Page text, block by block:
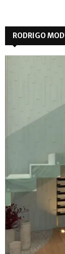
RODRIGO